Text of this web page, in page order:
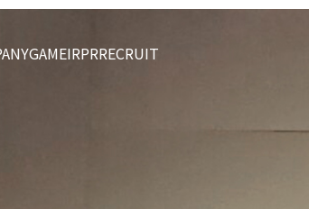
GAMEIRPRRECRUIT